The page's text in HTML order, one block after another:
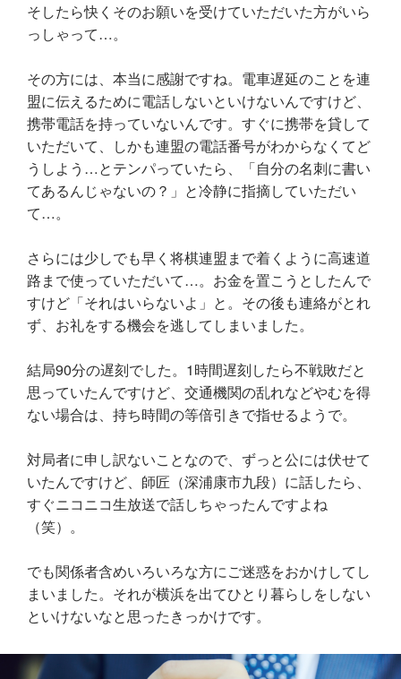
そしたら快くそのお願いを受けていただいた方がいら
っしゃって…。
その方には、本当に感謝ですね。電車遅延のことを連
盟に伝えるために電話しないといけないんですけど、
携帯電話を持っていないんです。すぐに携帯を貸して
いただいて、しかも連盟の電話番号がわからなくてど
うしよう…とテンパっていたら、「自分の名刺に書い
てあるんじゃないの？」と冷静に指摘していただい
て…。
さらには少しでも早く将棋連盟まで着くように高速道
路まで使っていただいて…。お金を置こうとしたんで
すけど「それはいらないよ」と。その後も連絡がとれ
ず、お礼をする機会を逃してしまいました。
結局90分の遅刻でした。1時間遅刻したら不戦敗だと
思っていたんですけど、交通機関の乱れなどやむを得
ない場合は、持ち時間の等倍引きで指せるようで。
対局者に申し訳ないことなので、ずっと公には伏せて
いたんですけど、師匠（深浦康市九段）に話したら、
すぐニコニコ生放送で話しちゃったんですよね
（笑）。
でも関係者含めいろいろな方にご迷惑をおかけしてし
まいました。それが横浜を出てひとり暮らしをしない
といけないなと思ったきっかけです。